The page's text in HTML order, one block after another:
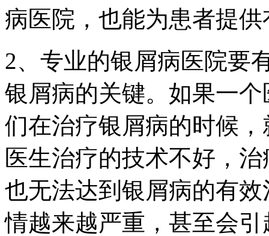
病医院，也能为患者提
2、专业的银屑病医院要
银屑病的关键。如果一
们在治疗银屑病的时候
医生治疗的技术不好，
也无法达到银屑病的有
情越来越严重，甚至会